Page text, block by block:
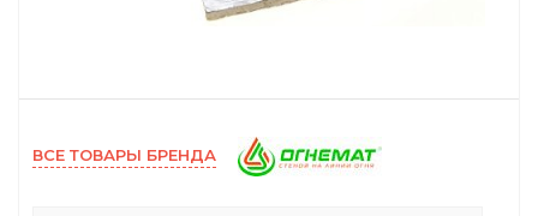
ВСЕ ТОВАРЫ БРЕНДА